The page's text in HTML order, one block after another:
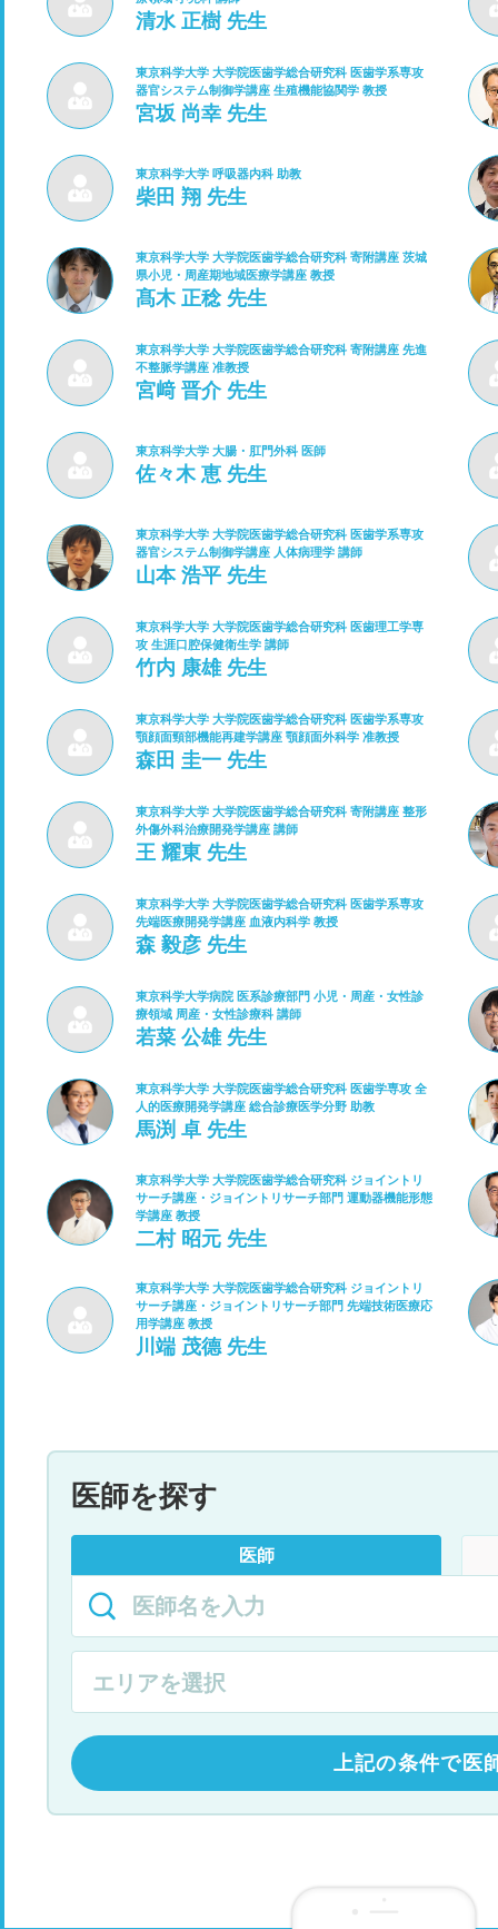
清水 正樹 先生
東京科学大学 大学院医歯学総合研究科 医歯学系専攻
器官システム制御学講座 生殖機能協関学 教授
宮坂 尚幸 先生
東京科学大学 呼吸器内科 助教
柴田 翔 先生
東京科学大学 大学院医歯学総合研究科 寄附講座 茨城
県小児・周産期地域医療学講座 教授
髙木 正稔 先生
東京科学大学 大学院医歯学総合研究科 寄附講座 先進
不整脈学講座 准教授
宮﨑 晋介 先生
東京科学大学 大腸・肛門外科 医師
佐々木 恵 先生
東京科学大学 大学院医歯学総合研究科 医歯学系専攻
器官システム制御学講座 人体病理学 講師
山本 浩平 先生
東京科学大学 大学院医歯学総合研究科 医歯理工学専
攻 生涯口腔保健衛生学 講師
竹内 康雄 先生
東京科学大学 大学院医歯学総合研究科 医歯学系専攻
顎顔面頸部機能再建学講座 顎顔面外科学 准教授
森田 圭一 先生
東京科学大学 大学院医歯学総合研究科 寄附講座 整形
外傷外科治療開発学講座 講師
王 耀東 先生
東京科学大学 大学院医歯学総合研究科 医歯学系専攻
先端医療開発学講座 血液内科学 教授
森 毅彦 先生
東京科学大学病院 医系診療部門 小児・周産・女性診
療領域 周産・女性診療科 講師
若菜 公雄 先生
東京科学大学 大学院医歯学総合研究科 医歯学専攻 全
人的医療開発学講座 総合診療医学分野 助教
馬渕 卓 先生
東京科学大学 大学院医歯学総合研究科 ジョイントリ
サーチ講座・ジョイントリサーチ部門 運動器機能形態
学講座 教授
二村 昭元 先生
東京科学大学 大学院医歯学総合研究科 ジョイントリ
サーチ講座・ジョイントリサーチ部門 先端技術医療応
用学講座 教授
川端 茂德 先生
医師を探す
医師
上記の条件で医